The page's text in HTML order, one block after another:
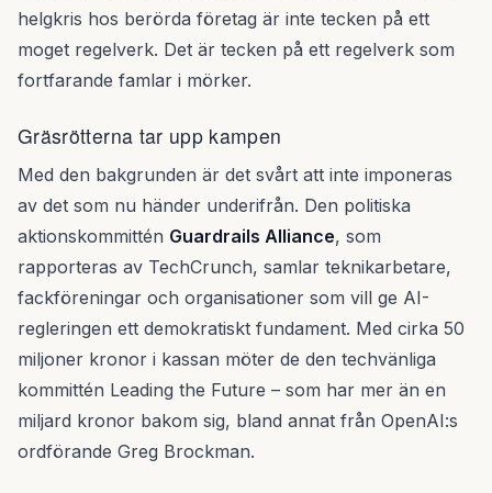
helgkris hos berörda företag är inte tecken på ett
moget regelverk. Det är tecken på ett regelverk som
fortfarande famlar i mörker.
Gräsrötterna tar upp kampen
Med den bakgrunden är det svårt att inte imponeras
av det som nu händer underifrån. Den politiska
aktionskommittén Guardrails Alliance, som
rapporteras av TechCrunch, samlar teknikarbetare,
fackföreningar och organisationer som vill ge AI-
regleringen ett demokratiskt fundament. Med cirka 50
miljoner kronor i kassan möter de den techvänliga
kommittén Leading the Future – som har mer än en
miljard kronor bakom sig, bland annat från OpenAI:s
ordförande Greg Brockman.